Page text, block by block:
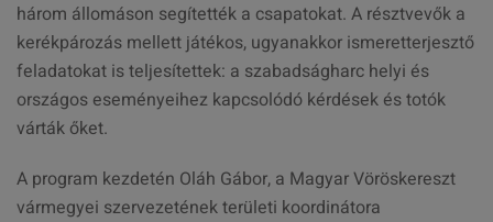
három állomáson segítették a csapatokat. A résztvevők a
kerékpározás mellett játékos, ugyanakkor ismeretterjesztő
feladatokat is teljesítettek: a szabadságharc helyi és
országos eseményeihez kapcsolódó kérdések és totók
várták őket.
A program kezdetén Oláh Gábor, a Magyar Vöröskereszt
vármegyei szervezetének területi koordinátora